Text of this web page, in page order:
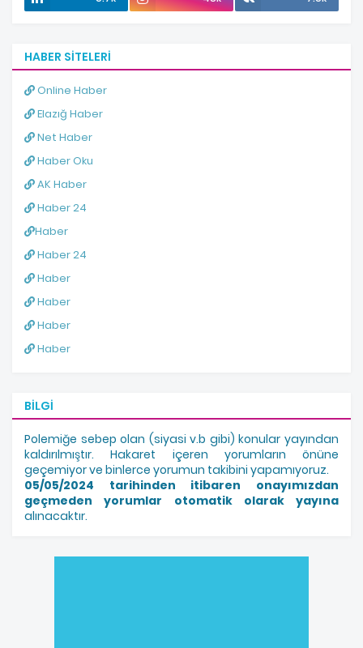
HABER SITELERI
Online Haber
Elazığ Haber
Net Haber
Haber Oku
AK Haber
Haber 24
Haber
Haber 24
Haber
Haber
Haber
Haber
BILGI
Polemiğe sebep olan (siyasi v.b gibi) konular yayından
kaldırılmıştır. Hakaret içeren yorumların önüne
geçemiyor ve binlerce yorumun takibini yapamıyoruz.
05/05/2024 tarihinden itibaren onayımızdan
geçmeden yorumlar otomatik olarak yayına
alınacaktır.